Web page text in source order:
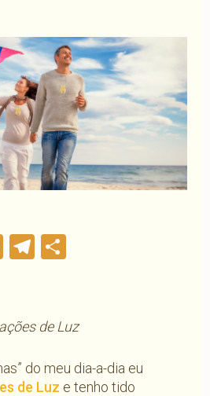
WhatsApp
Telegram
de Luz
do meu dia-a-dia eu
de Luz e tenho tido